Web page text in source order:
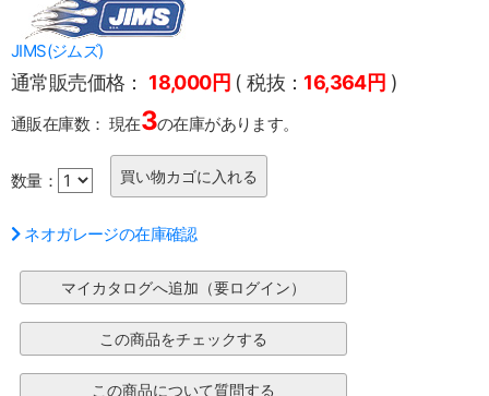
JIMS(ジムズ)
通常販売価格： 18,000円 ( 税抜： 16,364円 )
通販在庫数： 現在3の在庫があります。
数量：
ネオガレージの在庫確認